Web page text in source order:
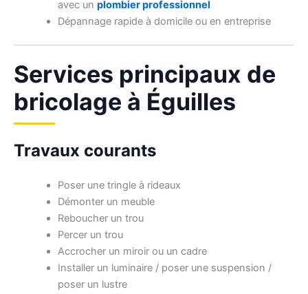
avec un plombier professionnel
Dépannage rapide à domicile ou en entreprise
Services principaux de
bricolage à Éguilles
Travaux courants
Poser une tringle à rideaux
Démonter un meuble
Reboucher un trou
Percer un trou
Accrocher un miroir ou un cadre
Installer un luminaire / poser une suspension /
poser un lustre